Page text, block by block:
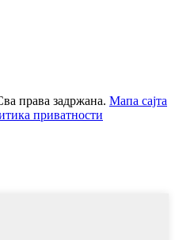
права задржана. Мапа сајта
приватности